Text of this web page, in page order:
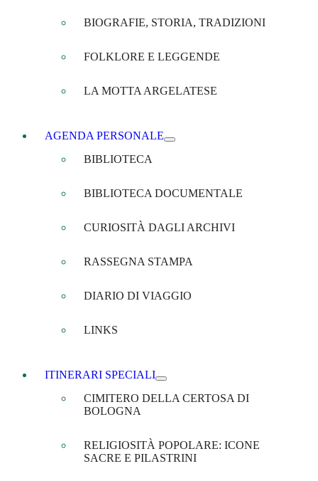
BIOGRAFIE, STORIA, TRADIZIONI
FOLKLORE E LEGGENDE
LA MOTTA ARGELATESE
AGENDA PERSONALE
BIBLIOTECA
BIBLIOTECA DOCUMENTALE
CURIOSITÀ DAGLI ARCHIVI
RASSEGNA STAMPA
DIARIO DI VIAGGIO
LINKS
ITINERARI SPECIALI
CIMITERO DELLA CERTOSA DI
BOLOGNA
RELIGIOSITÀ POPOLARE: ICONE
SACRE E PILASTRINI